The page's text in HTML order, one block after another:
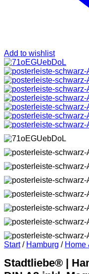
Add to wishlist
Start / Hamburg / Home
Stadtliebe® |